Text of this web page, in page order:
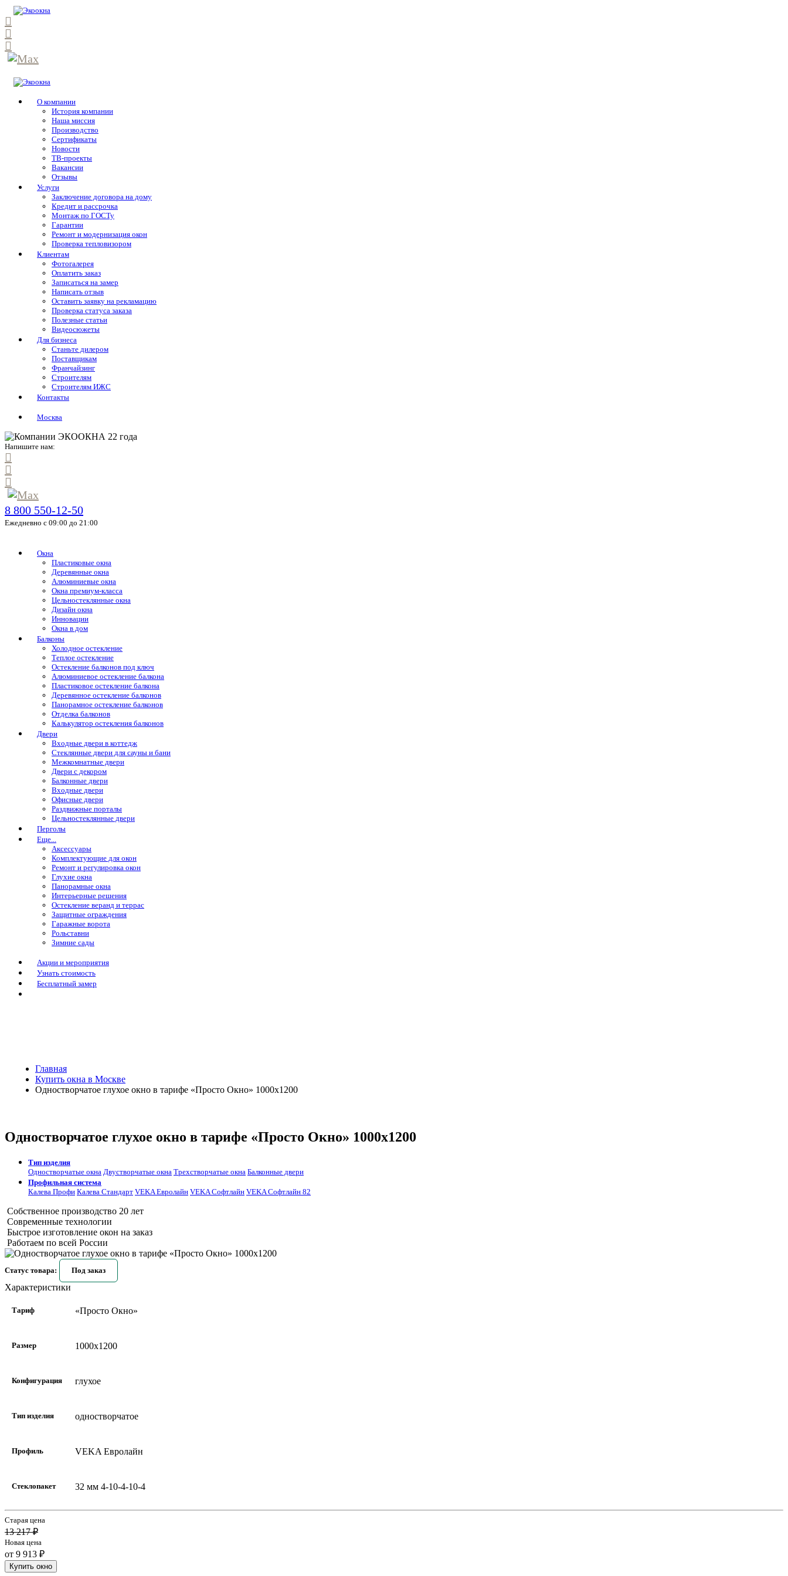
О компании
История компании
Наша миссия
Производство
Сертификаты
Новости
ТВ-проекты
Вакансии
Отзывы
Услуги
Заключение договора на дому
Кредит и рассрочка
Монтаж по ГОСТу
Гарантии
Ремонт и модернизация окон
Проверка тепловизором
Клиентам
Фотогалерея
Оплатить заказ
Записаться на замер
Написать отзыв
Оставить заявку на рекламацию
Проверка статуса заказа
Полезные статьи
Видеосюжеты
Для бизнеса
Станьте дилером
Поставщикам
Франчайзинг
Строителям
Строителям ИЖС
Контакты
Москва
Напишите нам:
8 800 550-12-50
Ежедневно с 09:00 до 21:00
Окна
Пластиковые окна
Деревянные окна
Алюминиевые окна
Окна премиум-класса
Цельностеклянные окна
Дизайн окна
Инновации
Окна в дом
Балконы
Холодное остекление
Теплое остекление
Остекление балконов под ключ
Алюминиевое остекление балкона
Пластиковое остекление балкона
Деревянное остекление балконов
Панорамное остекление балконов
Отделка балконов
Калькулятор остекления балконов
Двери
Входные двери в коттедж
Стеклянные двери для сауны и бани
Межкомнатные двери
Двери с декором
Балконные двери
Входные двери
Офисные двери
Раздвижные порталы
Цельностеклянные двери
Перголы
Еще...
Аксессуары
Комплектующие для окон
Ремонт и регулировка окон
Глухие окна
Панорамные окна
Интерьерные решения
Остекление веранд и террас
Защитные ограждения
Гаражные ворота
Рольставни
Зимние сады
Акции и мероприятия
Узнать стоимость
Бесплатный замер
Главная
Купить окна в Москве
Одностворчатое глухое окно в тарифе «Просто Окно» 1000х1200
Одностворчатое глухое окно в тарифе «Просто Окно» 1000х1200
Тип изделия
Одностворчатые окна Двустворчатые окна Трехстворчатые окна Балконные двери
Профильная система
Калева Профи Калева Стандарт VEKA Евролайн VEKA Софтлайн VEKA Софтлайн 82
Собственное производство 20 лет
Современные технологии
Быстрое изготовление окон на заказ
Работаем по всей России
Статус товара: Под заказ
Характеристики
Тариф «Просто Окно»
Размер 1000х1200
Конфигурация глухое
Тип изделия одностворчатое
Профиль VEKA Евролайн
Стеклопакет 32 мм 4-10-4-10-4
Старая цена
13 217 ₽
Новая цена
от 9 913 ₽
Купить окно